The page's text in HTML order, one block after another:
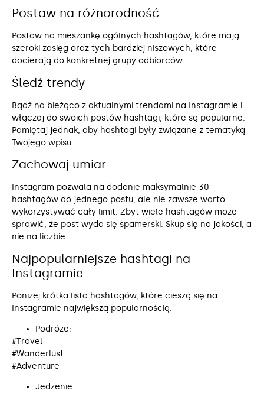
Postaw na różnorodność
Postaw na mieszankę ogólnych hashtagów, które mają
szeroki zasięg oraz tych bardziej niszowych, które
docierają do konkretnej grupy odbiorców.
Śledź trendy
Bądź na bieżąco z aktualnymi trendami na Instagramie i
włączaj do swoich postów hashtagi, które są popularne.
Pamiętaj jednak, aby hashtagi były związane z tematyką
Twojego wpisu.
Zachowaj umiar
Instagram pozwala na dodanie maksymalnie 30
hashtagów do jednego postu, ale nie zawsze warto
wykorzystywać cały limit. Zbyt wiele hashtagów może
sprawić, że post wyda się spamerski. Skup się na jakości, a
nie na liczbie.
Najpopularniejsze hashtagi na
Instagramie
Poniżej krótka lista hashtagów, które cieszą się na
Instagramie największą popularnością.
Podróże:
#Travel
#Wanderlust
#Adventure
Jedzenie: